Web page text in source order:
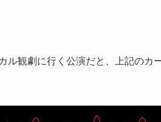
観劇に行く公演だと、上記のカ